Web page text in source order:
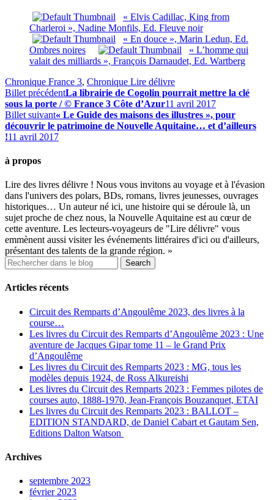
« Elvis Cadillac, King from
Charleroi », Nadine Monfils, Ed. Fleuve noir
« En douce », Marin Ledun, Ed.
Ombres noires
« L’homme qui
valait des milliards », François Darnaudet, Ed. Wartberg
Chronique France 3, Chronique Lire délivre
Billet précédentLa librairie de Cogolin pourrait mettre la clé
sous la porte / © France 3 Côte d’Azur11 avril 2017
Billet suivant« Le Guide des maisons des illustres », pour
découvrir le patrimoine de Nouvelle Aquitaine… et d’ailleurs
!11 avril 2017
à propos
Lire des livres délivre ! Nous vous invitons au voyage et à l'évasion
dans l'univers des polars, BDs, romans, livres jeunesses, ouvrages
historiques… Un auteur né ici, une histoire qui se déroule là, un
sujet proche de chez nous, la Nouvelle Aquitaine est au cœur de
cette aventure. Les lecteurs-voyageurs de "Lire délivre" vous
emmènent aussi visiter les événements littéraires d'ici ou d'ailleurs,
présentant des talents de la grande région. »
Articles récents
Circuit des Remparts d’Angoulême 2023, des livres à la
course…
Les livres du Circuit des Remparts d’Angoulême 2023 : Une
aventure de Jacques Gipar tome 11 – le Grand Prix
d’Angoulême
Les livres du Circuit des Remparts 2023 : MG, tous les
modèles depuis 1924, de Ross Alkureishi
Les livres du Circuit des Remparts 2023 : Femmes pilotes de
courses auto, 1888-1970, Jean-François Bouzanquet, ETAI
Les livres du Circuit des Remparts 2023 : BALLOT –
EDITION STANDARD, de Daniel Cabart et Gautam Sen,
Editions Dalton Watson
Archives
septembre 2023
février 2023